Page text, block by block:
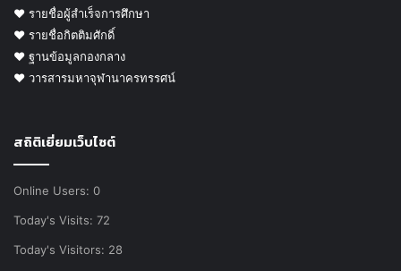
♥ รายชื่อผู้สำเร็จการศึกษา
♥ รายชื่อกิตติมศักดิ์
♥ ฐานข้อมูลกองกลาง
♥ วารสารมหาจุฬานาครทรรศน์
สถิติเยี่ยมเว็บไซต์
Online Users: 0
Today's Visits: 72
Today's Visitors: 28